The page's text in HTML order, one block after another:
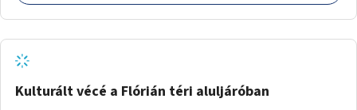
Kulturált vécé a Flórián téri aluljáróban